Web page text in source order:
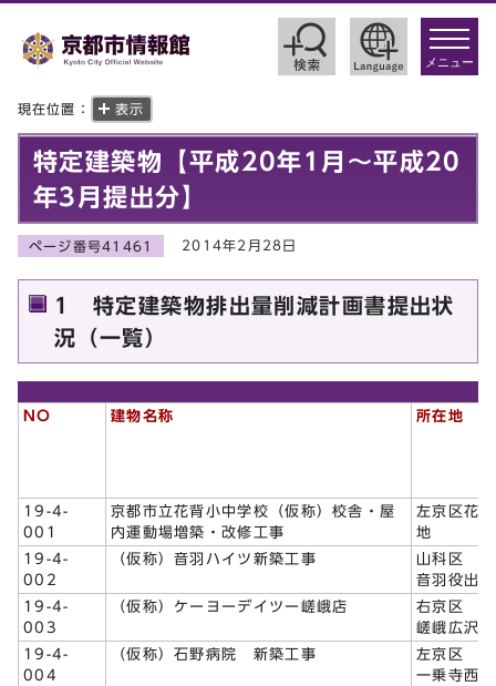
toggle
メニュー
現在位置： 表示
特定建築物【平成20年1月～平成20
年3月提出分】
ページ番号41461 2014年2月28日
1 特定建築物排出量削減計画書提出状
況（一覧）
NO 建物名称 所在地
19-4-
001
京都市立花背小中学校（仮称）校舎・屋
内運動場増築・改修工事
左京区花
地
19-4-
002
（仮称）音羽ハイツ新築工事
山科区
音羽役出
19-4-
003
（仮称）ケーヨーデイツー嵯峨店
右京区
嵯峨広沢
19-4-
004
（仮称）石野病院 新築工事
左京区
一乗寺西